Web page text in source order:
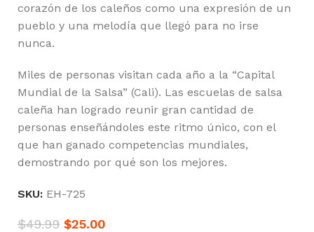
corazón de los caleños como una expresión de un
pueblo y una melodía que llegó para no irse
nunca.
Miles de personas visitan cada año a la “Capital
Mundial de la Salsa” (Cali). Las escuelas de salsa
caleña han logrado reunir gran cantidad de
personas enseñándoles este ritmo único, con el
que han ganado competencias mundiales,
demostrando por qué son los mejores.
SKU: EH-725
$49.99 $25.00